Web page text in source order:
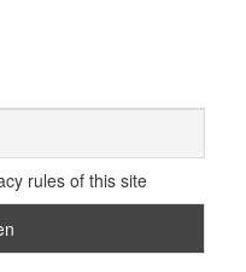
rules of this site